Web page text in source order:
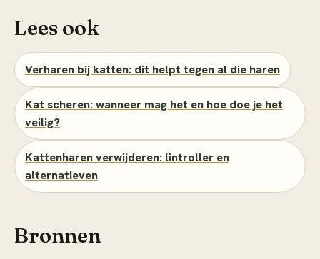
Lees ook
Verharen bij katten: dit helpt tegen al die haren
Kat scheren: wanneer mag het en hoe doe je het
veilig?
Kattenharen verwijderen: lintroller en
alternatieven
Bronnen